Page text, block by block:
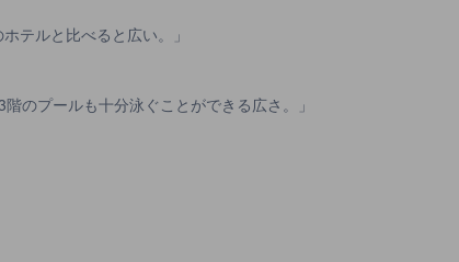
テルと比べると広い。
のプールも十分泳ぐことができる広さ。